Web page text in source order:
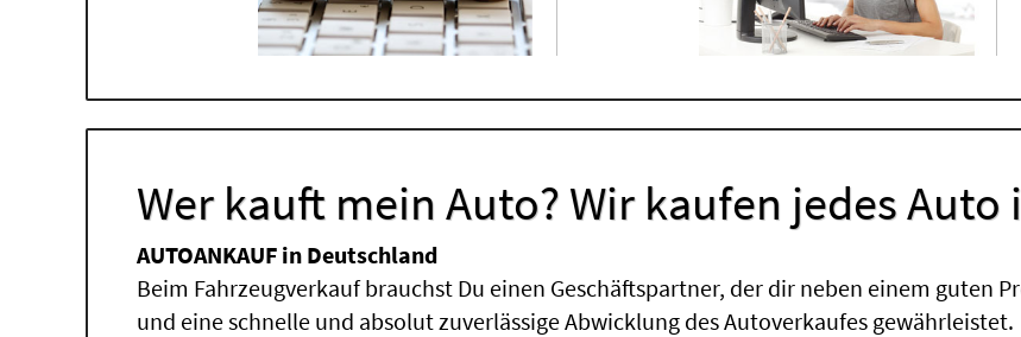
Wer kauft mein Auto? Wir kaufen jedes
AUTOANKAUF in Deutschland
Beim Fahrzeugverkauf brauchst Du einen Geschäftspartner, der dir neben einem guten
und eine schnelle und absolut zuverlässige Abwicklung des Autoverkaufes gewährleistet.